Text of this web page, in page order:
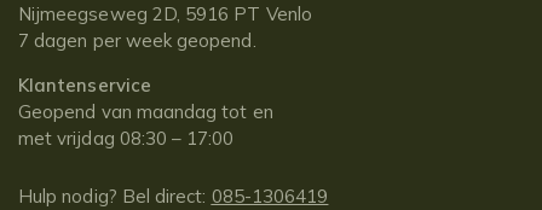
Nijmeegseweg 2D, 5916 PT Venlo
7 dagen per week geopend.
Klantenservice
Geopend van maandag tot en
met vrijdag 08:30 – 17:00
Hulp nodig? Bel direct: 085-1306419